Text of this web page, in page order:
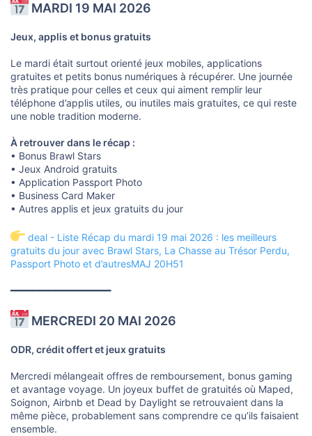
MARDI 19 MAI 2026
Jeux, applis et bonus gratuits
Le mardi était surtout orienté jeux mobiles, applications
gratuites et petits bonus numériques à récupérer. Une journée
très pratique pour celles et ceux qui aiment remplir leur
téléphone d’applis utiles, ou inutiles mais gratuites, ce qui reste
une noble tradition moderne.
À retrouver dans le récap :
• Bonus Brawl Stars
• Jeux Android gratuits
• Application Passport Photo
• Business Card Maker
• Autres applis et jeux gratuits du jour
deal - Liste Récap du mardi 19 mai 2026 : les meilleurs
gratuits du jour avec Brawl Stars, La Chasse au Trésor Perdu,
Passport Photo et d’autresMAJ 20H51
━━━━━━━━━━━━━━━━━━
MERCREDI 20 MAI 2026
ODR, crédit offert et jeux gratuits
Mercredi mélangeait offres de remboursement, bonus gaming
et avantage voyage. Un joyeux buffet de gratuités où Maped,
Soignon, Airbnb et Dead by Daylight se retrouvaient dans la
même pièce, probablement sans comprendre ce qu’ils faisaient
ensemble.